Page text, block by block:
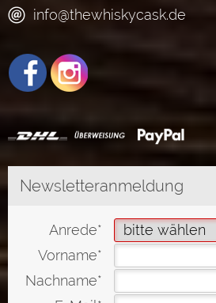
info@thewhiskycask.de